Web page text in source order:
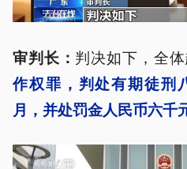
审判长： 判决如下，全
作权罪，判处有期徒刑
月，并处罚金人民币六千